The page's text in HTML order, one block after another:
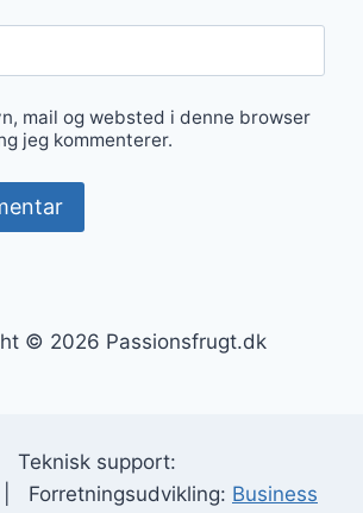
mail og websted i denne browser
jeg kommenterer.
© 2026 Passionsfrugt.dk
Teknisk support:
Forretningsudvikling: Business